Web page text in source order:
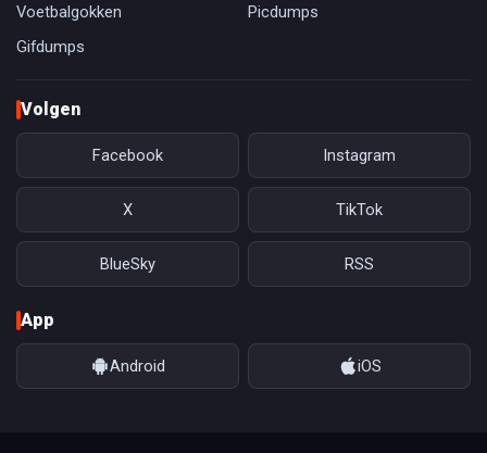
Voetbalgokken
Picdumps
Gifdumps
Volgen
Facebook Instagram
X TikTok
BlueSky RSS
App
Android iOS